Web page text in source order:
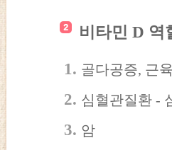
비타민 D 역
골다공증, 근
심혈관질환 -
암